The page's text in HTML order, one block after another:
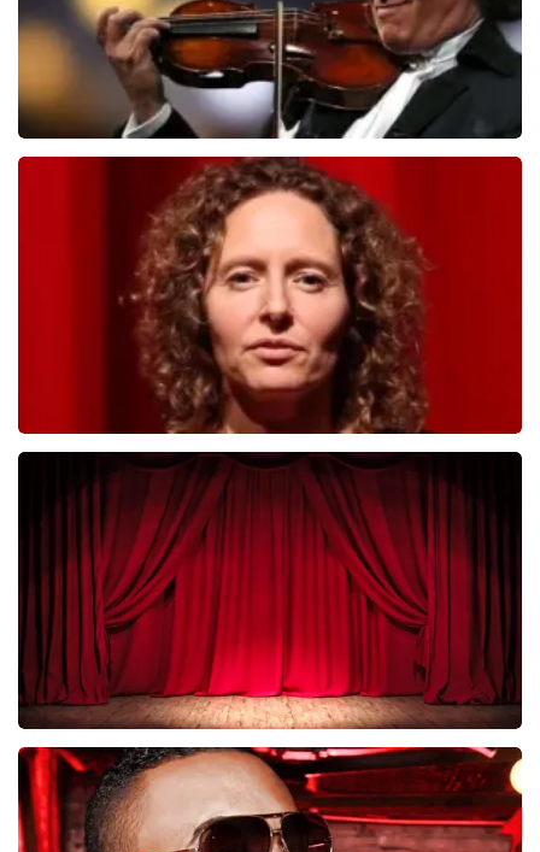
Andre Rieu
laatste 30 minuten
BESTEL NU
Esther van der Voort
laatste 30 minuten
BESTEL NU
Job Knoester
247laatste 30 minuten
BESTEL NU